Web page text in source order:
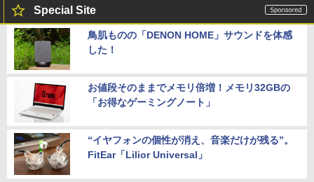
Special Site
鳥肌ものの「DENON HOME」サウンドを体感
した！
お値段そのままでメモリ倍増！メモリ32GBの
「お得なゲーミングノート」
“イヤフォンの個性が消え、音楽だけが残る”。
FitEar「Lilior Universal」